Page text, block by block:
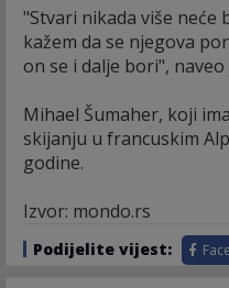
"Stvari nikada više neće
kažem da se njegova
on se i dalje bori", naveo
Mihael Šumaher, koji
skijanju u francuskim
godine.
Izvor: mondo.rs
Podijelite vijest: